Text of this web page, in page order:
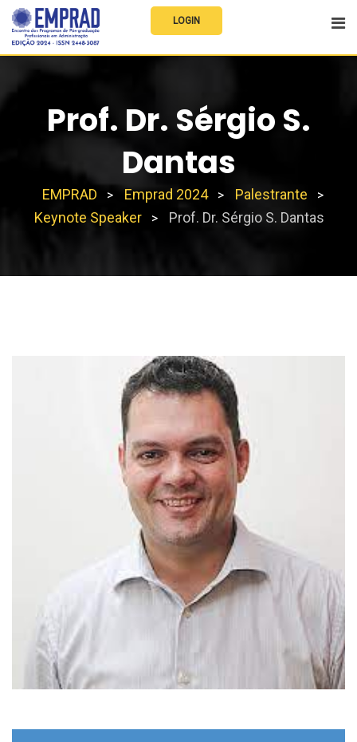
LOGIN
Prof. Dr. Sérgio S.
Dantas
EMPRAD > Emprad 2024 > Palestrante >
Keynote Speaker > Prof. Dr. Sérgio S. Dantas